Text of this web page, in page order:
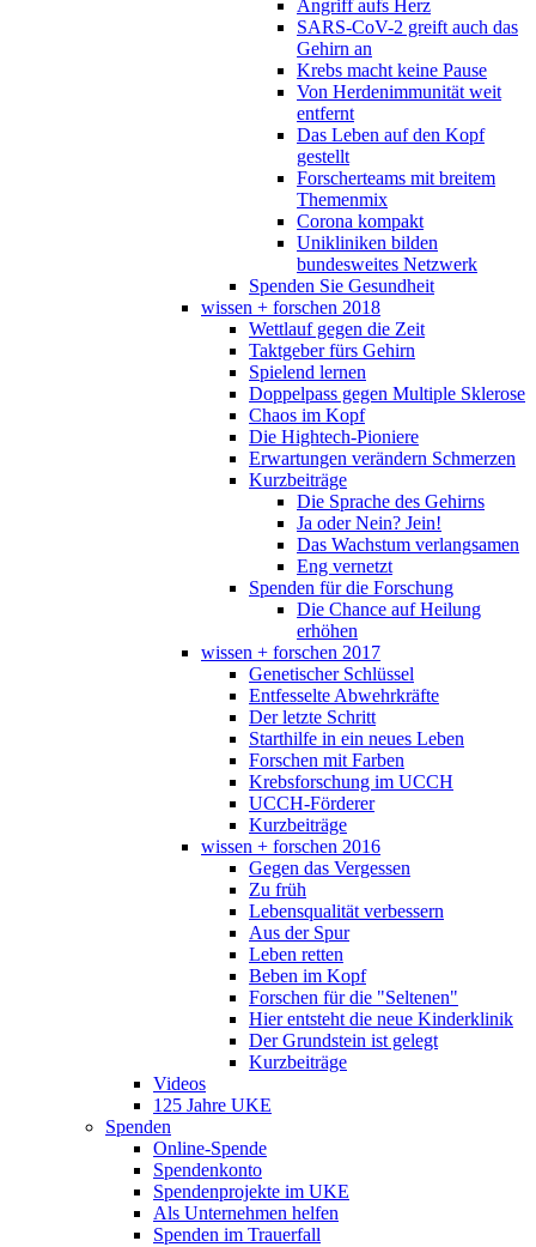
Angriff aufs Herz
SARS-CoV-2 greift auch das
Gehirn an
Krebs macht keine Pause
Von Herdenimmunität weit
entfernt
Das Leben auf den Kopf
gestellt
Forscherteams mit breitem
Themenmix
Corona kompakt
Unikliniken bilden
bundesweites Netzwerk
Spenden Sie Gesundheit
wissen + forschen 2018
Wettlauf gegen die Zeit
Taktgeber fürs Gehirn
Spielend lernen
Doppelpass gegen Multiple Sklerose
Chaos im Kopf
Die Hightech-Pioniere
Erwartungen verändern Schmerzen
Kurzbeiträge
Die Sprache des Gehirns
Ja oder Nein? Jein!
Das Wachstum verlangsamen
Eng vernetzt
Spenden für die Forschung
Die Chance auf Heilung
erhöhen
wissen + forschen 2017
Genetischer Schlüssel
Entfesselte Abwehrkräfte
Der letzte Schritt
Starthilfe in ein neues Leben
Forschen mit Farben
Krebsforschung im UCCH
UCCH-Förderer
Kurzbeiträge
wissen + forschen 2016
Gegen das Vergessen
Zu früh
Lebensqualität verbessern
Aus der Spur
Leben retten
Beben im Kopf
Forschen für die "Seltenen"
Hier entsteht die neue Kinderklinik
Der Grundstein ist gelegt
Kurzbeiträge
Videos
125 Jahre UKE
Spenden
Online-Spende
Spendenkonto
Spendenprojekte im UKE
Als Unternehmen helfen
Spenden im Trauerfall